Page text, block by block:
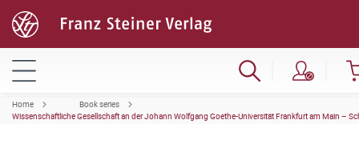
Home
Book series
Wissenschaftliche Gesellschaft an der Johann Wolfgang Goethe-Universität Frankfurt am Main –